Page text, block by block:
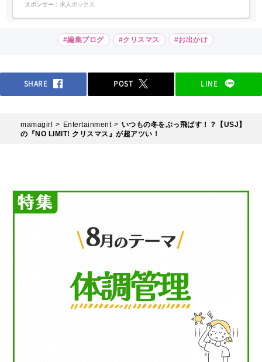
スポンサー： 求人ボックス
#編集ブログ #クリスマス #お出かけ
SHARE POST LINE
mamagirl Entertainment
いつもの冬をぶっ飛ばす！？【USJ】
の『NO LIMIT! クリスマス』が超アツい！